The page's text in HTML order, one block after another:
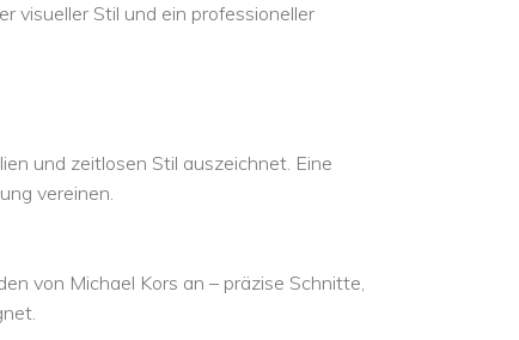
visueller Stil und ein professioneller
und zeitlosen Stil auszeichnet. Eine
vereinen.
von Michael Kors an – präzise Schnitte,